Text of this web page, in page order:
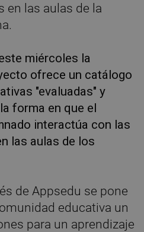
en las aulas de la
miércoles la
ofrece un catálogo
"evaluadas" y
forma en que el
interactúa con las
las aulas de los
de Appsedu se pone
educativa un
para un aprendizaje